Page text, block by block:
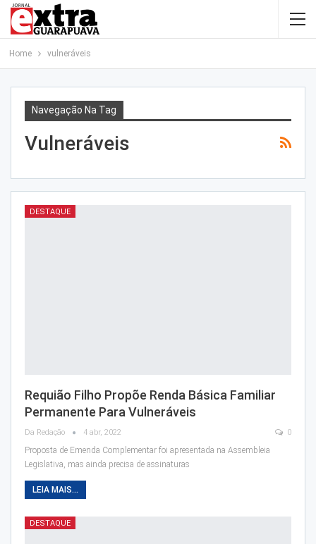
Home vulneráveis
Navegação Na Tag
Vulneráveis
DESTAQUE
Requião Filho Propõe Renda Básica Familiar
Permanente Para Vulneráveis
Da Redação 4 abr, 2022 0
Proposta de Emenda Complementar foi apresentada na Assembleia
Legislativa, mas ainda precisa de assinaturas
LEIA MAIS...
DESTAQUE